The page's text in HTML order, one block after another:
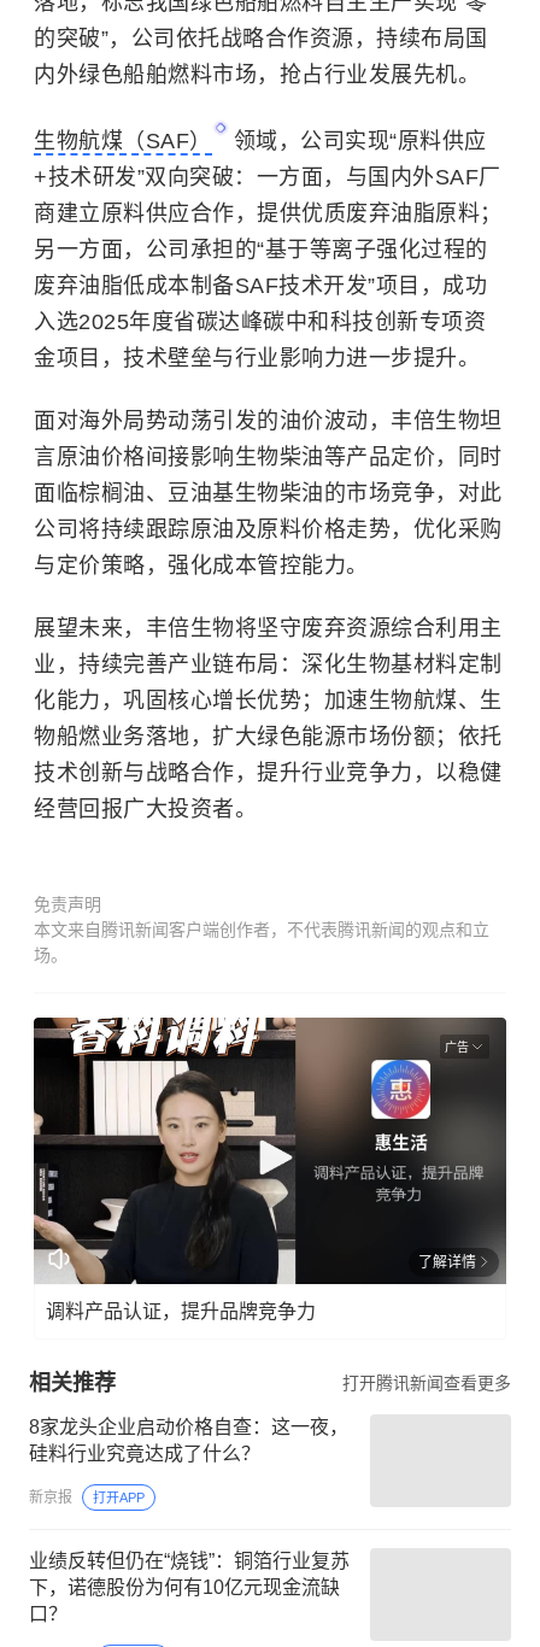
的突破”，公司依托战略合作资源，持续布局国
内外绿色船舶燃料市场，抢占行业发展先机。
生物航煤（SAF）
领域，公司实现“原料供应
+技术研发”双向突破：一方面，与国内外SAF厂
商建立原料供应合作，提供优质废弃油脂原料；
另一方面，公司承担的“基于等离子强化过程的
废弃油脂低成本制备SAF技术开发”项目，成功
入选2025年度省碳达峰碳中和科技创新专项资
金项目，技术壁垒与行业影响力进一步提升。
面对海外局势动荡引发的油价波动，丰倍生物坦
言原油价格间接影响生物柴油等产品定价，同时
面临棕榈油、豆油基生物柴油的市场竞争，对此
公司将持续跟踪原油及原料价格走势，优化采购
与定价策略，强化成本管控能力。
展望未来，丰倍生物将坚守废弃资源综合利用主
业，持续完善产业链布局：深化生物基材料定制
化能力，巩固核心增长优势；加速生物航煤、生
物船燃业务落地，扩大绿色能源市场份额；依托
技术创新与战略合作，提升行业竞争力，以稳健
经营回报广大投资者。
免责声明
本文来自腾讯新闻客户端创作者，不代表腾讯新闻的观点和立
场。
广告
了解详情
调料产品认证，提升品牌竞争力
相关推荐 打开腾讯新闻查看更多
8家龙头企业启动价格自查：这一夜，
硅料行业究竟达成了什么？
新京报 打开APP
业绩反转但仍在“烧钱”：铜箔行业复苏
下，诺德股份为何有10亿元现金流缺
口？